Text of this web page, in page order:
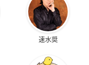
速水奨